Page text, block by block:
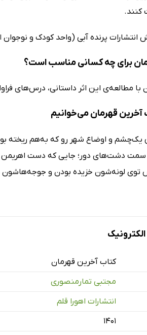
کنند.
پرنده آبی (واحد کودک و نوجوان
برای چه کسانی مناسب است؟
با مطالعه‌ی این اثر داستانی، درس‌های
آخرین قهرمان می‌خوانیم
یک‌چشم و اوضاع شهر رو که به‌هم ریخته
سمت دشت‌های دور؛ جایی که دست اهریمن
توی لونه‌شون خزیده بودن و جوجه‌هاشون
کتاب آخرین قهرمان
مجتبی تمارمنصوری
انتشارات اهورا قلم
۱۴۰۱